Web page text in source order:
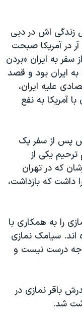
زندگی اش در دبی
در آمریکا صبحت
به ایران «بردن
ایران بود و قصد
علیه ایران،
آمریکا به نفع
پس از سفر یک
یکی از
که در تهران
داشت که بازداشت،
را به همکاری با
سیامک نمازی
درست نیست و
باقر نمازی در
شد.